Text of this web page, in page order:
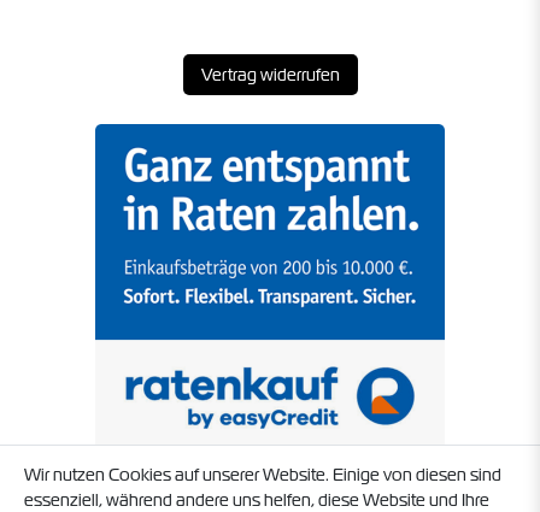
Vertrag widerrufen
Wir nutzen Cookies auf unserer Website. Einige von diesen sind
essenziell, während andere uns helfen, diese Website und Ihre